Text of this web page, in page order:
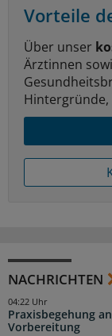
Vorteile
Über unser
Ärztinnen
Hintergründe,
NACHRICHTEN
Praxisbegehung
Vorbereitung
04:22 Uhr